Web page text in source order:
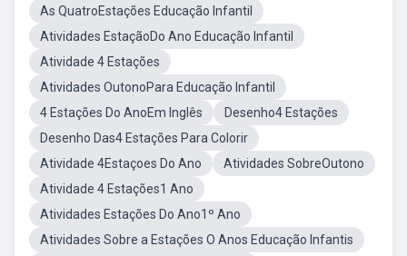
As QuatroEstações Educação Infantil
Atividades EstaçãoDo Ano Educação Infantil
Atividade 4 Estações
Atividades OutonoPara Educação Infantil
4 Estações Do AnoEm Inglês
Desenho4 Estações
Desenho Das4 Estações Para Colorir
Atividade 4Estaçoes Do Ano
Atividades SobreOutono
Atividade 4 Estações1 Ano
Atividades Estações Do Ano1º Ano
Atividades Sobre a Estações O Anos Educação Infantis